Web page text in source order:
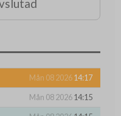
Mån 08 202614:17
Mån 08 202614:15